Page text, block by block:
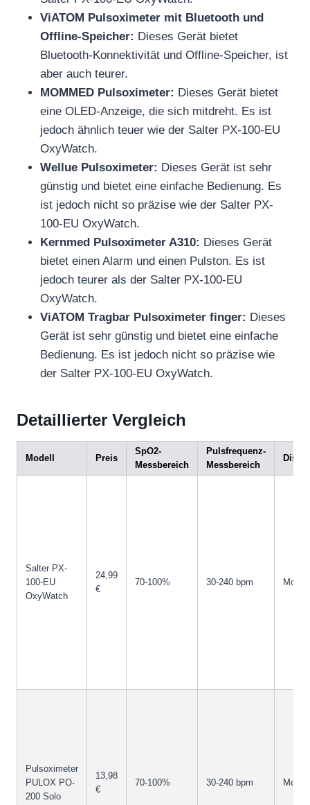
ViATOM Pulsoximeter mit Bluetooth und
Offline-Speicher: Dieses Gerät bietet
Bluetooth-Konnektivität und Offline-Speicher, ist
aber auch teurer.
MOMMED Pulsoximeter: Dieses Gerät bietet
eine OLED-Anzeige, die sich mitdreht. Es ist
jedoch ähnlich teuer wie der Salter PX-100-EU
OxyWatch.
Wellue Pulsoximeter: Dieses Gerät ist sehr
günstig und bietet eine einfache Bedienung. Es
ist jedoch nicht so präzise wie der Salter PX-
100-EU OxyWatch.
Kernmed Pulsoximeter A310: Dieses Gerät
bietet einen Alarm und einen Pulston. Es ist
jedoch teurer als der Salter PX-100-EU
OxyWatch.
ViATOM Tragbar Pulsoximeter finger: Dieses
Gerät ist sehr günstig und bietet eine einfache
Bedienung. Es ist jedoch nicht so präzise wie
der Salter PX-100-EU OxyWatch.
Detaillierter Vergleich
Modell Preis
SpO2-
Messbereich
Pulsfrequenz-
Messbereich
Salter PX-
100-EU
OxyWatch
24,99
€
70-100% 30-240 bpm
Pulsoximeter
PULOX PO-
200 Solo
13,98
€
70-100% 30-240 bpm